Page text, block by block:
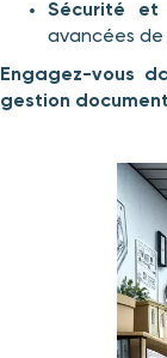
Sécurité et
avancées de
Engagez-vous
gestion